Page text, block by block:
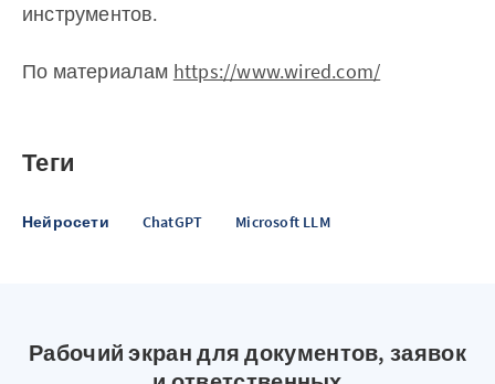
инструментов.
По материалам https://www.wired.com/
Теги
Нейросети ChatGPT Microsoft LLM
Рабочий экран для документов, заявок